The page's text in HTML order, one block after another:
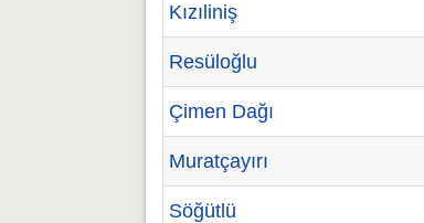
Kızıliniş
Resüloğlu
Çimen Dağı
Muratçayırı
Söğütlü